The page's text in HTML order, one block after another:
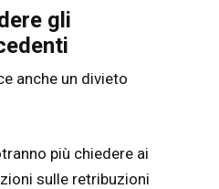
gli
anche un divieto
più chiedere ai
sulle retribuzioni